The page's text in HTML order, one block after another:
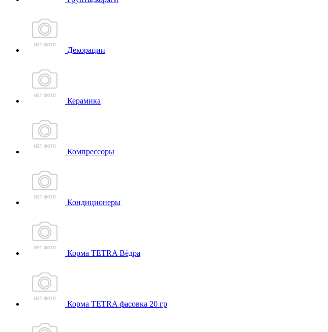
Декорации
Керамика
Компрессоры
Кондиционеры
Корма TETRA Вёдра
Корма TETRA фасовка 20 гр